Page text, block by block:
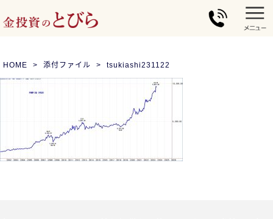
HOME 添付ファイル tsukiashi231122